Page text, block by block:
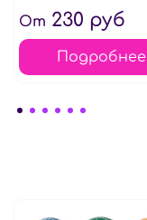
От 230 руб
Подробнее